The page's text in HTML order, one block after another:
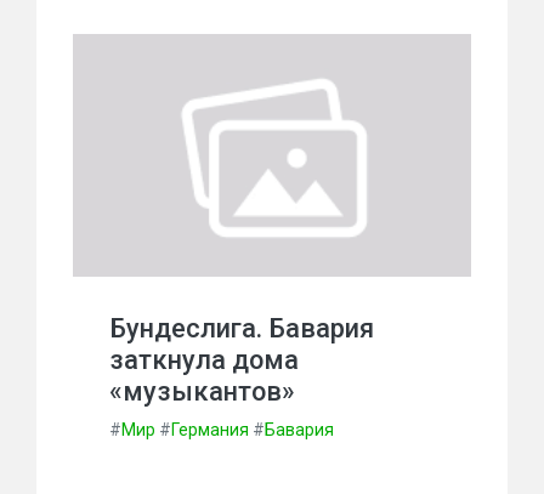
Бундеслига. Бавария
заткнула дома
«музыкантов»
#Мир #Германия #Бавария